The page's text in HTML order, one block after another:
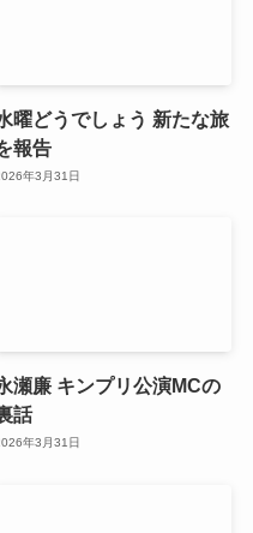
曜どうでしょう 新たな旅
報告
年3月31日
瀬廉 キンプリ公演MCの
話
年3月31日